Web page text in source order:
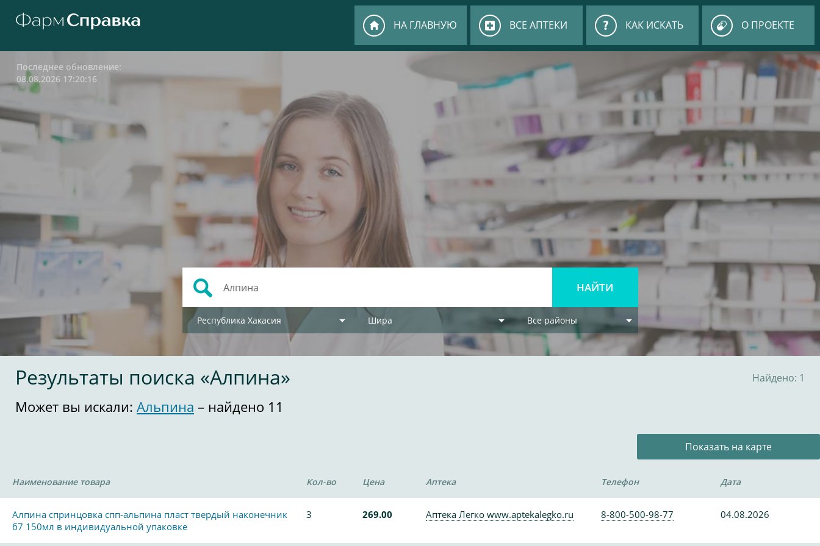
НА ГЛАВНУЮ ВСЕ АПТЕКИ КАК ИСКАТЬ О ПРОЕКТЕ
Последнее обновление:
08.08.2026 17:20:16
Республика Хакасия Шира Все районы
Результаты поиска «Алпина» Найдено: 1
Может вы искали: Альпина – найдено 11
Показать на карте
Наименование товара Кол-во Цена Аптека Телефон Дата
Алпина спринцовка спп-альпина пласт твердый наконечник
б7 150мл в индивидуальной упаковке
3 269.00 Аптека Легко www.aptekalegko.ru 8-800-500-98-77 04.08.2026